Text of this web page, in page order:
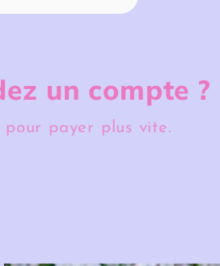
un compte ?
pour payer plus vite.